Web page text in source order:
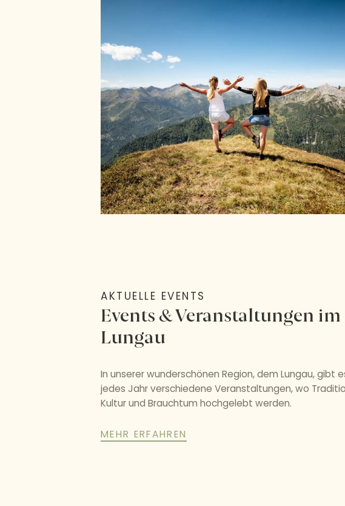
AKTUELLE EVENTS
Events & Veranstaltungen im
Lungau
In unserer wunderschönen Region, dem Lungau, gibt
jedes Jahr verschiedene Veranstaltungen, wo
Kultur und Brauchtum hochgelebt werden.
MEHR ERFAHREN